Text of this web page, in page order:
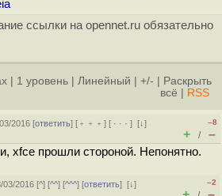
ссылки на opennet.ru обязательно
1 уровень Линейный +/-
Раскрыть
всё
RSS
2016 [ответить] [ ﹢﹢﹢] [ · · ·][↓]
–8
+ / –
xfce прошли стороной. Непонятно.
03/2016 [^] [^^] [^^^] [ответить][↓]
–2